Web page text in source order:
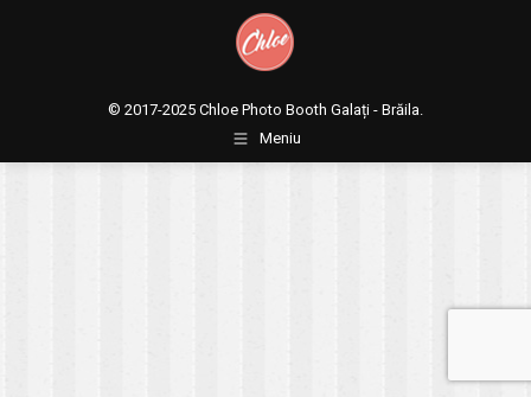
© 2017-2025 Chloe Photo Booth Galați - Brăila.
Meniu